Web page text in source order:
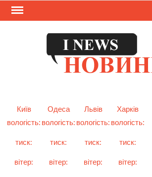
Skip
Київ
Одеса Львів
Харків
вологість:
тиск:
вітер:
вологість:
тиск:
вітер:
вологість:
тиск:
вітер:
вологість:
тиск:
вітер: